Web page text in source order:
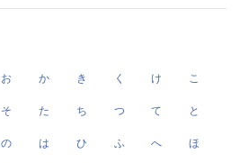
お か き く け こ
そ た ち つ て と
の は ひ ふ へ ほ